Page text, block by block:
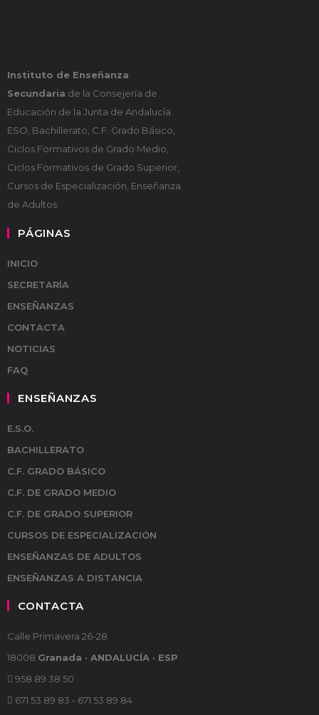
Instituto de Enseñanza
Secundaria de la Consejería de
Educación de la Junta de Andalucía.
ESO, Bachillerato, C.F. Grado Básico,
Ciclos Formativos de Grado Medio,
Ciclos Formativos de Grado Superior,
Cursos de Especialización, Enseñanza
de Adultos.
PÁGINAS
INICIO
SECRETARÍA
ENSEÑANZAS
CONTACTA
NOTICIAS
FAQ
ENSEÑANZAS
E.S.O.
BACHILLERATO
C.F. GRADO BÁSICO
C.F. DE GRADO MEDIO
C.F. DE GRADO SUPERIOR
CURSOS DE ESPECIALIZACIÓN
ENSEÑANZAS DE ADULTOS
ENSEÑANZAS A DISTANCIA
CONTACTA
Calle Primavera 26-28
18008 Granada · ANDALUCÍA · ESP
958 89 38 50
671 53 89 83 - 671 53 89 84